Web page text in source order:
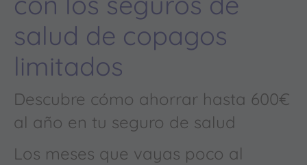
salud de copagos
limitados
Descubre cómo ahorrar hasta 600€
al año en tu seguro de salud
Los meses que vayas poco al